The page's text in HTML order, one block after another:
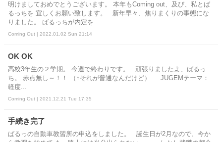
明けましておめでとうございます。 本年もComing out、及び、私とば
るっちを 宜しくお願い致します。 新年早々、焦りまくりの事態にな
りました。 ばるっちが内定を...
Coming Out | 2022.01.02 Sun 21:14
OK OK
高校3年生の２学期。 今週で終わりです。 頑張りましたよ、ばるっ
ち。 赤点無し～！！ （↑それが普通なんだけど） JUGEMテーマ：
軽度...
Coming Out | 2021.12.21 Tue 17:35
手続き完了
ばるっの自動車教習所の申込をしました。 誕生日が2月なので、今か